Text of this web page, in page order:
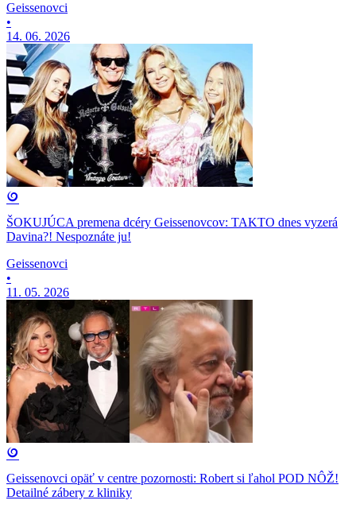
Geissenovci
•
14. 06. 2026
ŠOKUJÚCA premena dcéry Geissenovcov: TAKTO dnes vyzerá
Davina?! Nespoznáte ju!
Geissenovci
•
11. 05. 2026
Geissenovci opäť v centre pozornosti: Robert si ľahol POD NÔŽ!
Detailné zábery z kliniky